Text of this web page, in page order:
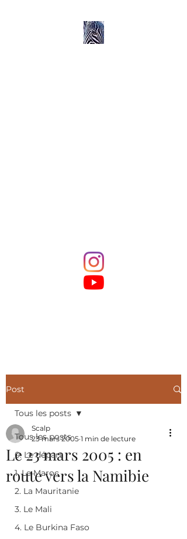
Post
Tous les posts
0. Le départ
1. Le Maroc
2. La Mauritanie
3. Le Mali
4. Le Burkina Faso
Tous les posts
Le 23 mars 2005 : en
route vers la Namibie
Scalp
23 mars 2005 1 min de lecture